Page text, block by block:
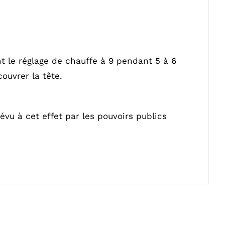
le réglage de chauffe à 9 pendant 5 à 6
la tête.
à cet effet par les pouvoirs publics